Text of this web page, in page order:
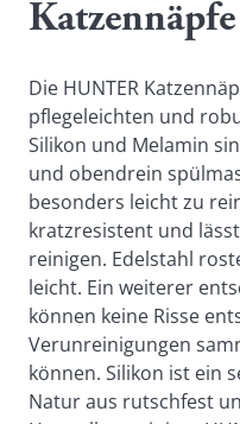
Die HUNTER
pflegeleichten und
Silikon und Melamin
und obendrein
besonders leicht zu
kratzresistent und
reinigen. Edelstahl
leicht. Ein weiterer
können keine Risse
Verunreinigungen
können. Silikon ist ein
Natur aus rutschfest